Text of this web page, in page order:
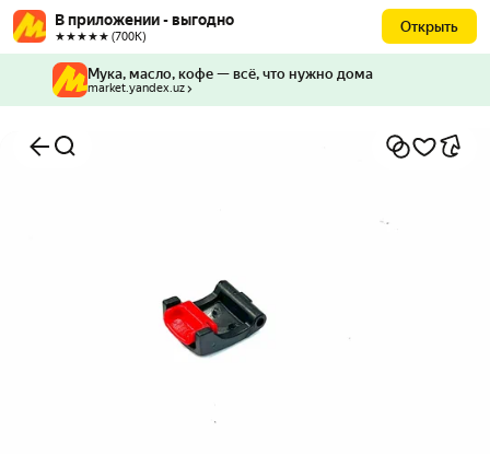
В приложении - выгодно
★★★★★ (700К)
Открыть
Мука, масло, кофе — всё, что нужно дома
market.yandex.uz